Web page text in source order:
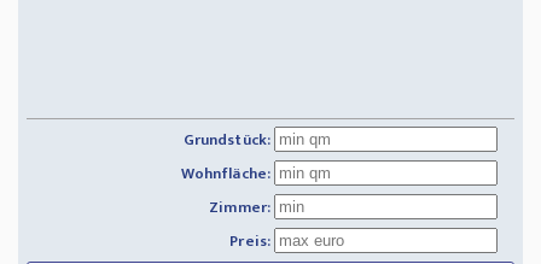
Grundstück:
Wohnfläche:
Zimmer:
Preis: